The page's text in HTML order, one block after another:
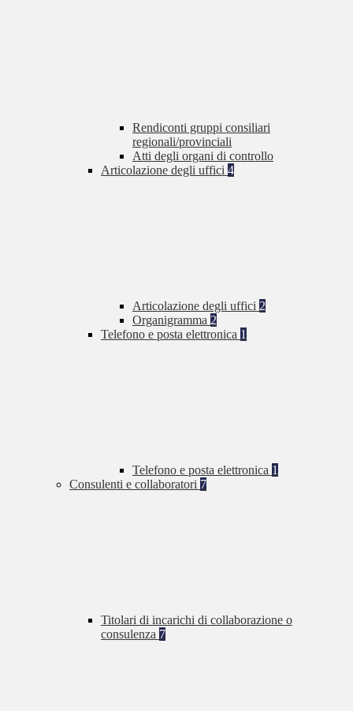
Rendiconti gruppi consiliari
regionali/provinciali
Atti degli organi di controllo
Articolazione degli uffici 4
Articolazione degli uffici 2
Organigramma 2
Telefono e posta elettronica 1
Telefono e posta elettronica 1
Consulenti e collaboratori 7
Titolari di incarichi di collaborazione o
consulenza 7